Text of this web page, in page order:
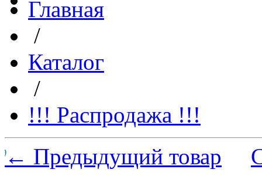
Главная
/
Каталог
/
!!! Распродажа !!!
← Предыдущий товар